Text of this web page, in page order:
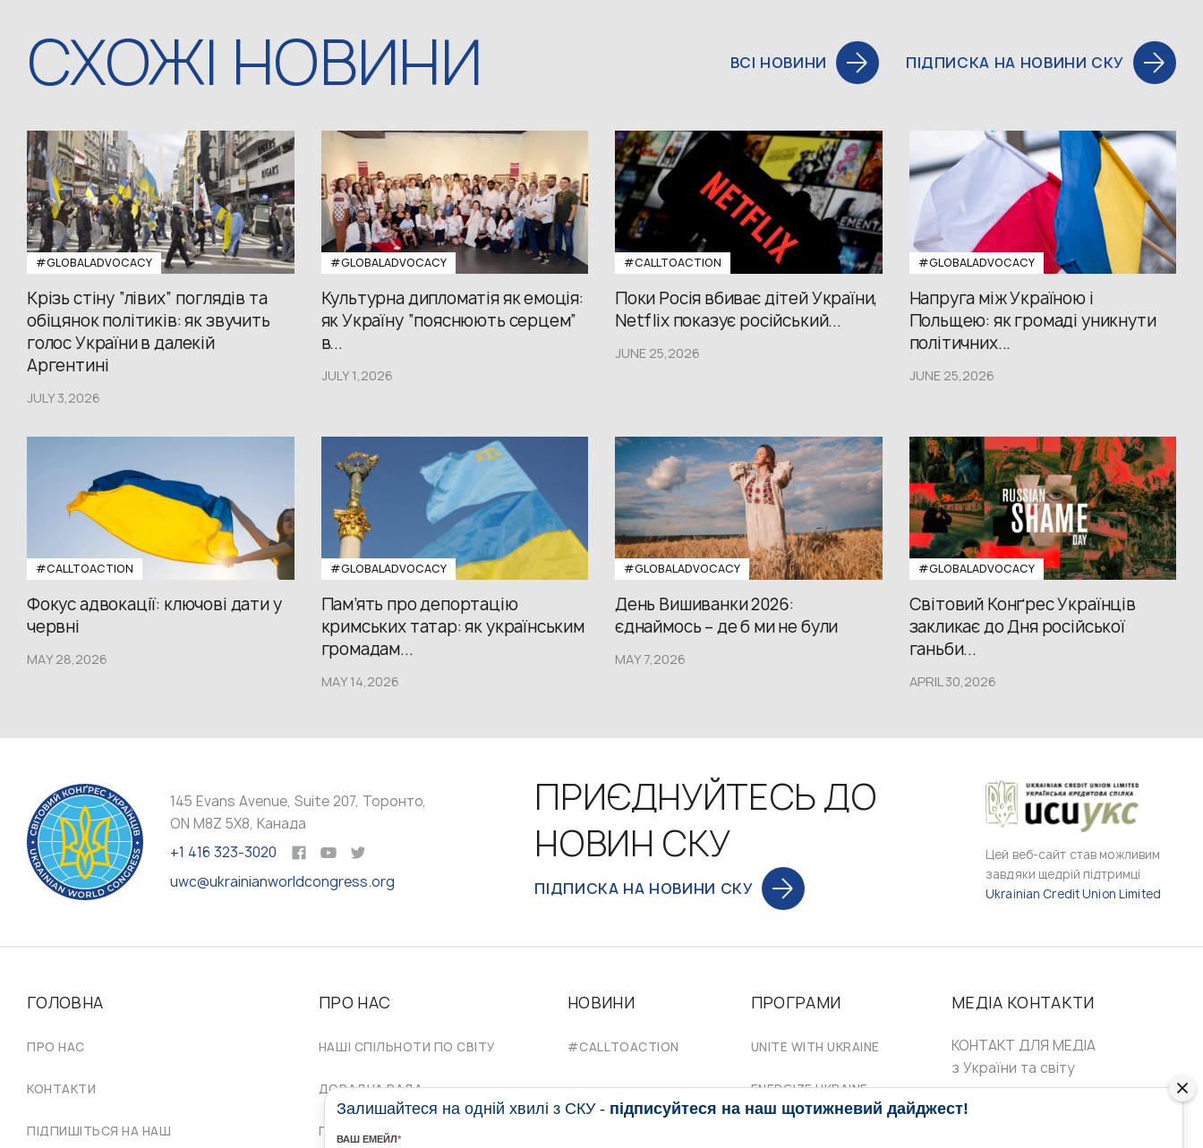
СХОЖІ НОВИНИ ВСІ НОВИНИ ПІДПИСКА НА НОВИНИ СКУ
#GLOBALADVOCACY
Крізь стіну “лівих” поглядів та
обіцянок політиків: як звучить
голос України в далекій
Аргентині
JULY 3,2026
#GLOBALADVOCACY
Культурна дипломатія як емоція:
як Україну “пояснюють серцем”
в...
JULY 1,2026
#CALLTOACTION
Поки Росія вбиває дітей України,
Netflix показує російський...
JUNE 25,2026
#GLOBALADVOCACY
Напруга між Україною і
Польщею: як громаді уникнути
політичних...
JUNE 25,2026
#CALLTOACTION
Фокус адвокації: ключові дати у
червні
MAY 28,2026
#GLOBALADVOCACY
Пам’ять про депортацію
кримських татар: як українським
громадам...
MAY 14,2026
#GLOBALADVOCACY
День Вишиванки 2026:
єднаймось – де б ми не були
MAY 7,2026
#GLOBALADVOCACY
Світовий Конґрес Українців
закликає до Дня російської
ганьби...
APRIL 30,2026
145 Evans Avenue, Suite 207, Торонто,
ON M8Z 5X8, Канада
+1 416 323-3020
uwc@ukrainianworldcongress.org
ПРИЄДНУЙТЕСЬ ДО
НОВИН СКУ
ПІДПИСКА НА НОВИНИ СКУ
Цей веб-сайт став можливим
завдяки щедрій підтримці
Ukrainian Credit Union Limited
ГОЛОВНА
ПРО НАС
КОНТАКТИ
ПІДПИШІТЬСЯ НА НАШ
ПРО НАС
НАШІ СПІЛЬНОТИ ПО СВІТУ
ДОРАДЧА РАДА
ПРОВІД СКУ
НОВИНИ
#CALLTOACTION
ПРОГРАМИ
UNITE WITH UKRAINE
ENERGIZE UKRAINE
МЕДІА КОНТАКТИ
КОНТАКТ ДЛЯ МЕДІА
з України та світу
Ольга Доманська
Залишайтеся на одній хвилі з СКУ - підписуйтеся на наш щотижневий дайджест!
ВАШ ЕМЕЙЛ*